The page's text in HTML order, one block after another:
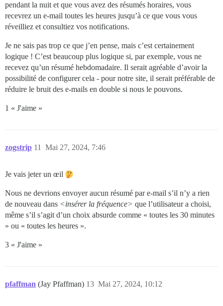
pendant la nuit et que vous avez des résumés horaires, vous
recevrez un e-mail toutes les heures jusqu’à ce que vous vous
réveilliez et consultiez vos notifications.
Je ne sais pas trop ce que j’en pense, mais c’est certainement
logique ! C’est beaucoup plus logique si, par exemple, vous ne
recevez qu’un résumé hebdomadaire. Il serait agréable d’avoir la
possibilité de configurer cela - pour notre site, il serait préférable de
réduire le bruit des e-mails en double si nous le pouvons.
1 « J'aime »
zogstrip Mai 27, 2024, 7:46
11
Je vais jeter un œil
Nous ne devrions envoyer aucun résumé par e-mail s’il n’y a rien
de nouveau dans <insérer la fréquence> que l’utilisateur a choisi,
même s’il s’agit d’un choix absurde comme « toutes les 30 minutes
» ou « toutes les heures ».
3 « J'aime »
pfaffman (Jay Pfaffman) Mai 27, 2024, 10:12
13